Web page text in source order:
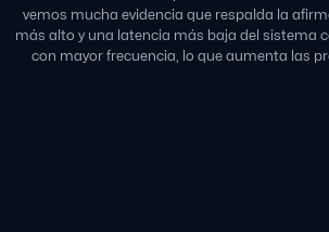
vemos mucha evidencia que respalda la
más alto y una latencia más baja del sistema
con mayor frecuencia, lo que aumenta las